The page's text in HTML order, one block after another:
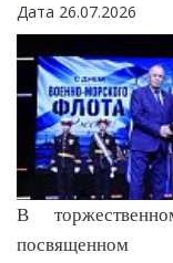
Дата 26.07.2026
В